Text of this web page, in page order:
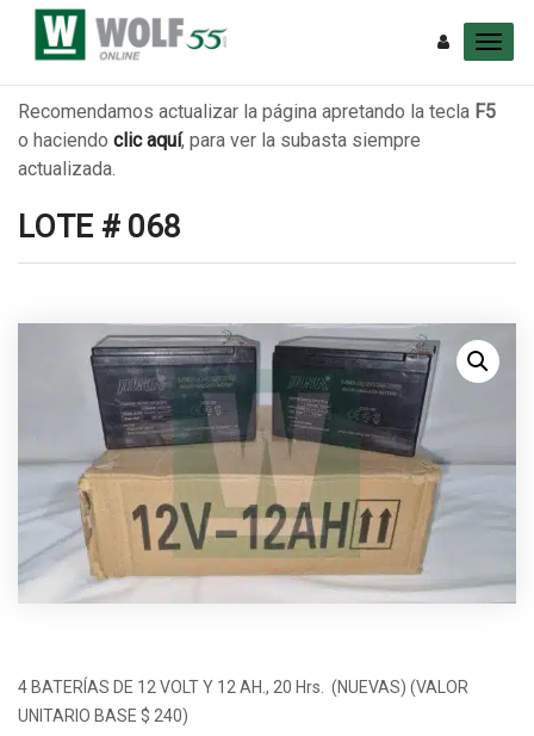
Recomendamos actualizar la página apretando la tecla F5
o haciendo clic aquí, para ver la subasta siempre
actualizada.
LOTE # 068
4 BATERÍAS DE 12 VOLT Y 12 AH., 20 Hrs. (NUEVAS) (VALOR
UNITARIO BASE $ 240)